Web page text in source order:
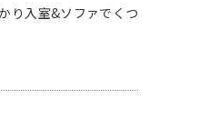
り入室&ソファでくつ